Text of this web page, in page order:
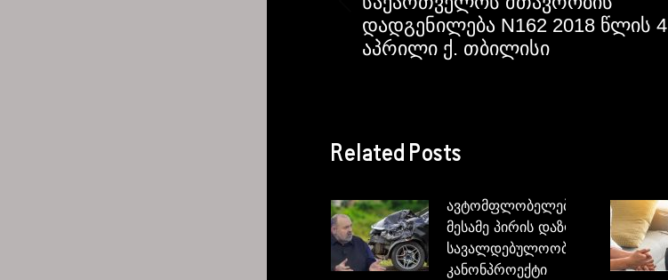
დადგენილება N162 2018 წლის 4
აპრილი ქ. თბილისი
Related Posts
ავტომფლობელებისათვის
მესამე პირის დაზღვევის
სავალდებულოობის
კანონპროექტი